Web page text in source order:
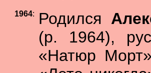
1964: Родился
(р. 1964),
«Натюр